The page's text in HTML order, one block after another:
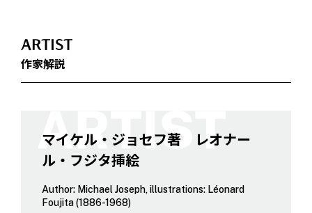
ARTIST
作家解説
マイケル・ジョセフ著 レオナー
ル・フジタ挿絵
Author: Michael Joseph, illustrations: Léonard
Foujita (1886-1968)